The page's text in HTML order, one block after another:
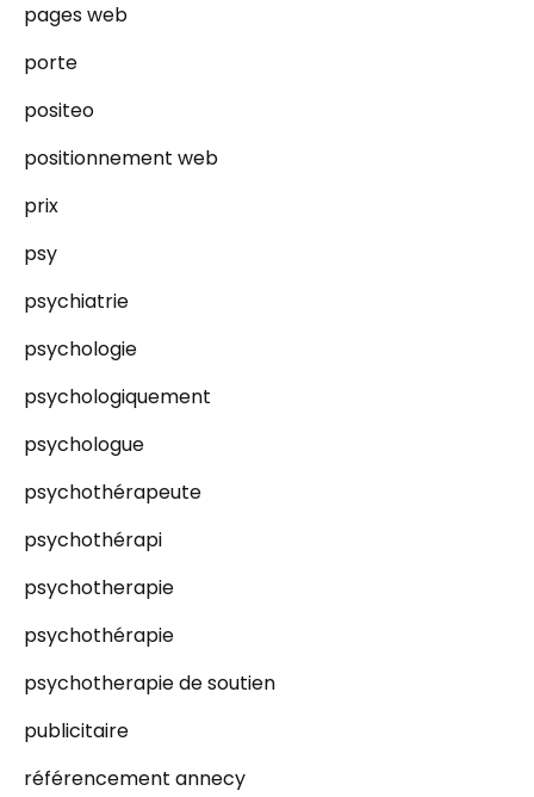
pages web
porte
positeo
positionnement web
prix
psy
psychiatrie
psychologie
psychologiquement
psychologue
psychothérapeute
psychothérapi
psychotherapie
psychothérapie
psychotherapie de soutien
publicitaire
référencement annecy